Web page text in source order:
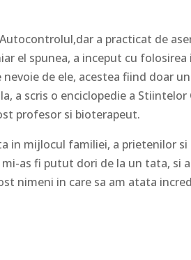
a practicat de
el spunea, a inceput cu
de ele, acestea fiind doar
a scris o enciclopedie a
profesor si bioterapeut.
in mijlocul familiei, a prietenilor si
as fi putut dori de la un tata, si
nimeni in care sa am atata